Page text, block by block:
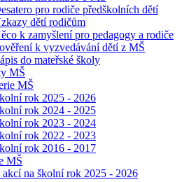
pro rodiče předškolních dětí
dětí rodičům
k zamyšlení pro pedagogy a rodiče
k vyzvedávání dětí z MŠ
do mateřské školy
MŠ
MŠ
rok 2025 - 2026
rok 2024 - 2025
rok 2023 - 2024
rok 2022 - 2023
rok 2016 - 2017
MŠ
akcí na školní rok 2025 - 2026